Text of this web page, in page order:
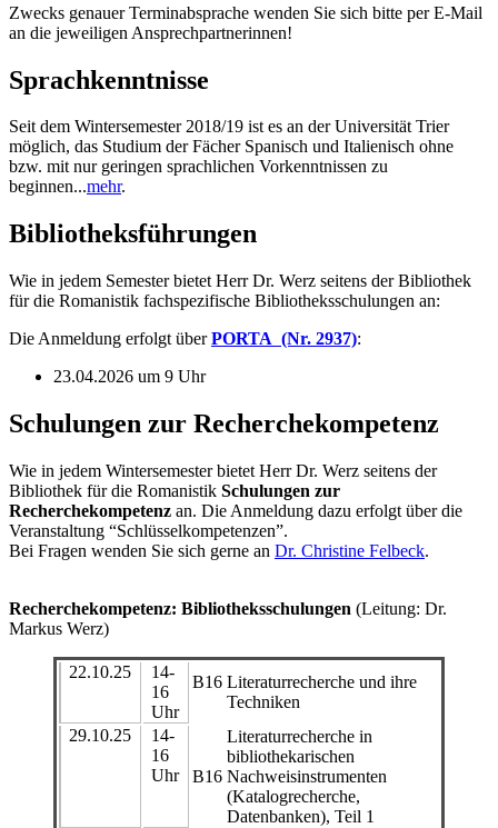
Zwecks genauer Terminabsprache wenden Sie sich bitte per E-Mail
an die jeweiligen Ansprechpartnerinnen!
Sprachkenntnisse
Seit dem Wintersemester 2018/19 ist es an der Universität Trier
möglich, das Studium der Fächer Spanisch und Italienisch ohne
bzw. mit nur geringen sprachlichen Vorkenntnissen zu
beginnen...mehr.
Bibliotheksführungen
Wie in jedem Semester bietet Herr Dr. Werz seitens der Bibliothek
für die Romanistik fachspezifische Bibliotheksschulungen an:
Die Anmeldung erfolgt überPORTA (Nr. 2937):
23.04.2026 um 9 Uhr
Schulungen zur Recherchekompetenz
Wie in jedem Wintersemester bietet Herr Dr. Werz seitens der
Bibliothek für die Romanistik Schulungen zur
Recherchekompetenz an. Die Anmeldung dazu erfolgt über die
Veranstaltung “Schlüsselkompetenzen”.
Bei Fragen wenden Sie sich gerne an Dr. Christine Felbeck.
Recherchekompetenz: Bibliotheksschulungen (Leitung: Dr.
Markus Werz)
22.10.25
14-
16
Uhr
B16 Literaturrecherche und ihre
Techniken
29.10.25
14-
16
Uhr
B16
Literaturrecherche in
bibliothekarischen
Nachweisinstrumenten
(Katalogrecherche,
Datenbanken), Teil 1